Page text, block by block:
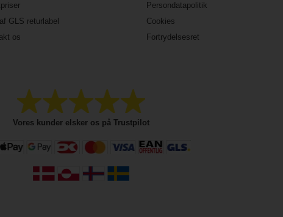
GLS returlabel
os
Persondatapolitik
Cookies
Fortrydelsesret
Vores kunder elsker os på Trustpilot